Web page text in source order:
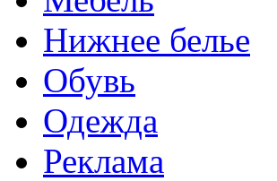
Нижнее белье
Обувь
Одежда
Реклама